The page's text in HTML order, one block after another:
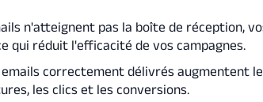
n'atteignent pas la boîte de réception,
qui réduit l'efficacité de vos campagnes.
emails correctement délivrés augmentent
les clics et les conversions.